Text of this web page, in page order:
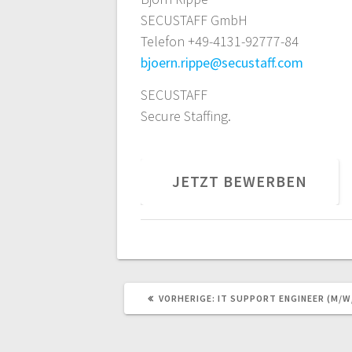
SECUSTAFF GmbH
Telefon +49-4131-92777-84
bjoern.rippe@secustaff.com
SECUSTAFF
Secure Staffing.
VORHERIGE: VORHERIGER
IT SUPPORT ENGINEER (M/